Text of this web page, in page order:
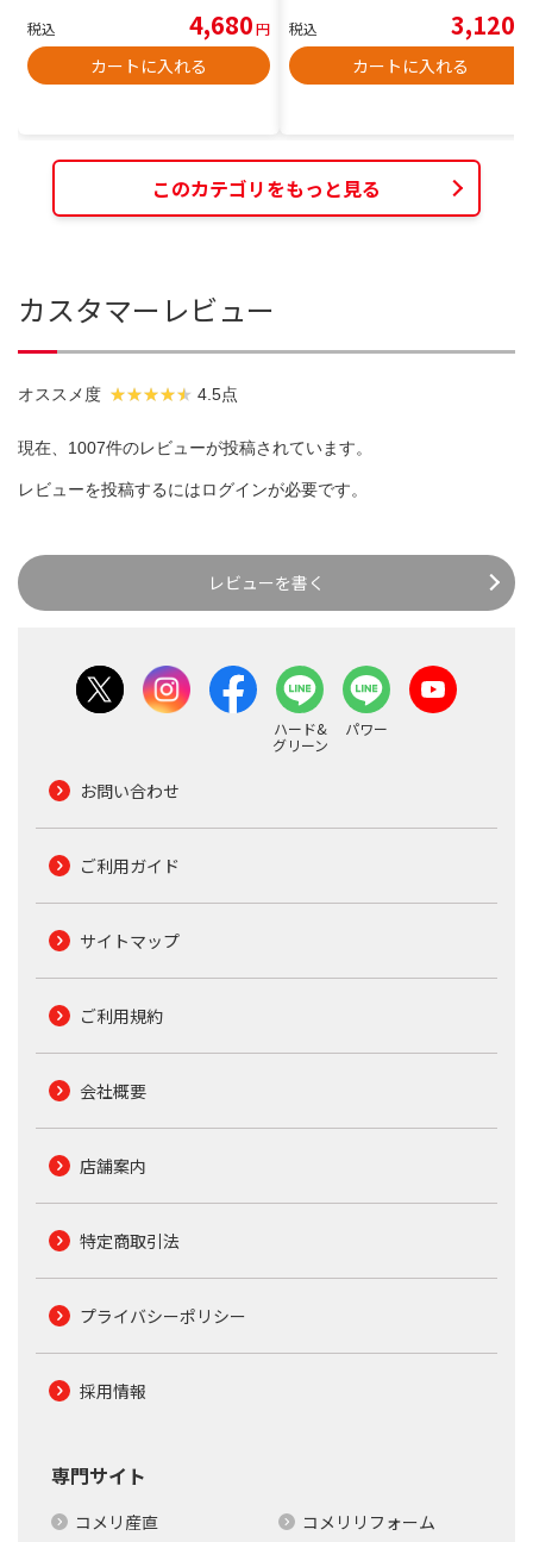
税込 4,680円
カートに入れる
税込 3,120
カートに入れる
このカテゴリをもっと見る
カスタマーレビュー
オススメ度 4.5点
現在、1007件のレビューが投稿されています。
レビューを投稿するにはログインが必要です。
レビューを書く
ハード&
グリーン
パワー
お問い合わせ
ご利用ガイド
サイトマップ
ご利用規約
会社概要
店舗案内
特定商取引法
プライバシーポリシー
採用情報
専門サイト
コメリ産直 コメリリフォーム